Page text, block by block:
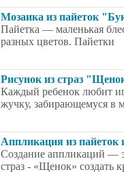
Мозаика из пайеток
Пайетка — маленькая
разных цветов. Пайетки
Рисунок из страз
Каждый ребенок любит
жучку, забирающемуся в
Аппликация из
Создание аппликаций —
страз - «Щенок» создать